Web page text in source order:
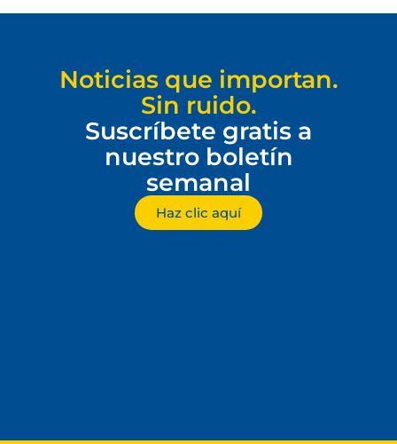
Noticias que importan.
Sin ruido.
Suscríbete gratis a
nuestro boletín
semanal
Haz clic aquí